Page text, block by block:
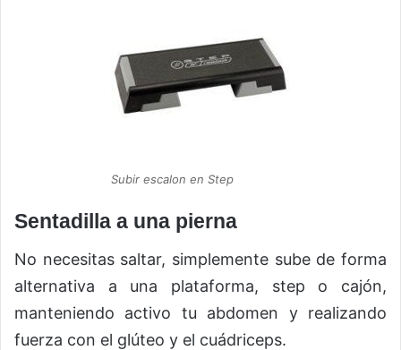
Subir escalon en Step
Sentadilla a una pierna
No necesitas saltar, simplemente sube de forma
alternativa a una plataforma, step o cajón,
manteniendo activo tu abdomen y realizando
fuerza con el glúteo y el cuádriceps.